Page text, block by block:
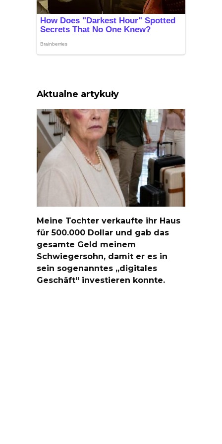
Aktualne artykuły
Meine Tochter verkaufte ihr Haus
für 500.000 Dollar und gab das
gesamte Geld meinem
Schwiegersohn, damit er es in
sein sogenanntes „digitales
Geschäft“ investieren konnte.